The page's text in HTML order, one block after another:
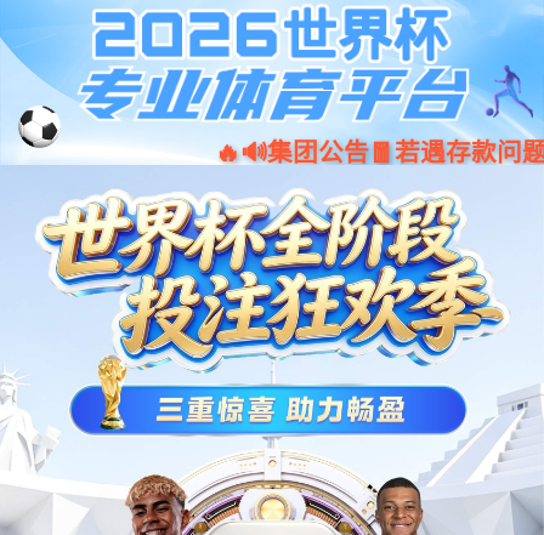
欢迎来到公海555000 -
555000a公海会员中心
股票
代码 001266
ESS02平台
BMU-64S